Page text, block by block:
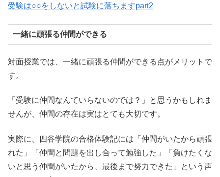
受験は○○をしないと試験に落ちますpart2
一緒に頑張る仲間ができる
対面授業では、一緒に頑張る仲間ができる点がメリットで
す。
「受験に仲間なんていらないのでは？」と思うかもしれま
せんが、仲間の存在は実はとても大切です。
実際に、四谷学院の合格体験記には「仲間がいたから頑張
れた」「仲間と問題を出し合って勉強した」「負けたくな
いと思う仲間がいたから、最後まで努力できた」という声